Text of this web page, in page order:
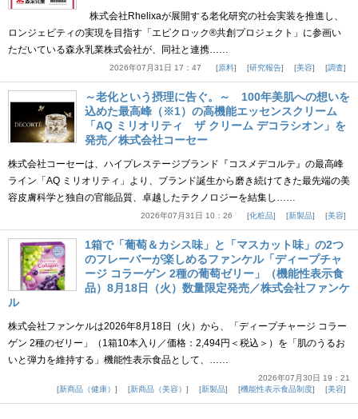
株式会社Rhelixaが展開する老化研究の社会実装を推進し、
ロンジェビティの実現を目指す「エピクロック®共創プロジェクト」に参画い
ただいている森永乳業株式会社が、同社と連携……
2026年07月31日 17：47 原料 研究報告 美容 調査
～老化という摂理に告ぐ。～ 100年美肌への想いを
込めた最高峰（※1）の高機能エッセンスクリーム
「AQ ミリオリティ ザ クリーム デコラシオン」を
発売／株式会社コーセー
株式会社コーセーは、ハイプレステージブランド『コスメデコルテ』の最高峰
ライン「AQ ミリオリティ」より、ブランド誕生から磨き続けてきた最先端の美
容皮膚科学と独自の官能品質、卓越したテクノロジーを結集し……
2026年07月31日 10：26 化粧品 新製品 美容
1箱で「葡萄＆カシス味」と「マスカット味」の2つ
のフレーバーが楽しめるファンケル「ディープチャ
ージ コラーゲン 2種の葡萄ゼリー」（機能性表示食
品）8月18日（火）数量限定発売／株式会社ファンケ
ル
株式会社ファンケルは2026年8月18日（火）から、「ディープチャージ コラー
ゲン 2種のゼリー」（1箱10本入り／価格：2,494円＜税込＞）を「肌のうるお
いと弾力を維持する」機能性表示食品として、……
2026年07月30日 19：21
新商品（健康）
新商品（美容） 新製品 機能性表示食品制度 美容